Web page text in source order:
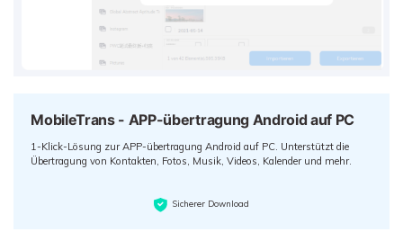
MobileTrans - APP-übertragung Android auf PC
1-Klick-Lösung zur APP-übertragung Android auf PC. Unterstützt die
Übertragung von Kontakten, Fotos, Musik, Videos, Kalender und mehr.
Sicherer Download